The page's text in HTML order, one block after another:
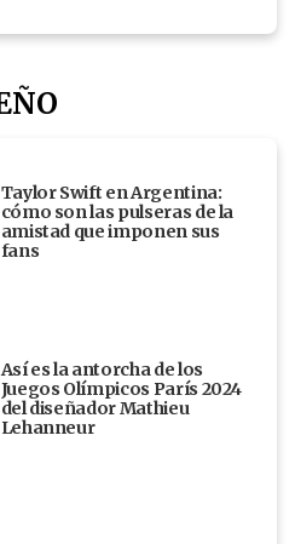
Taylor Swift en Argentina:
cómo son las pulseras de la
amistad que imponen sus
fans
Así es la antorcha de los
Juegos Olímpicos París 2024
del diseñador Mathieu
Lehanneur